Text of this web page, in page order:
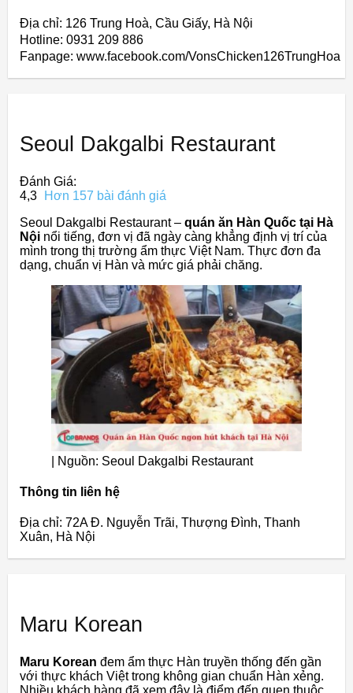
Địa chỉ: 126 Trung Hoà, Cầu Giấy, Hà Nội
Hotline: 0931 209 886
Fanpage: www.facebook.com/VonsChicken126TrungHoa
Seoul Dakgalbi Restaurant
Đánh Giá:
4,3
Hơn 157 bài đánh giá
Seoul Dakgalbi Restaurant – quán ăn Hàn Quốc tại Hà
Nội nổi tiếng, đơn vị đã ngày càng khẳng định vị trí của
mình trong thị trường ẩm thực Việt Nam. Thực đơn đa
dạng, chuẩn vị Hàn và mức giá phải chăng.
| Nguồn: Seoul Dakgalbi Restaurant
Thông tin liên hệ
Địa chỉ: 72A Đ. Nguyễn Trãi, Thượng Đình, Thanh
Xuân, Hà Nội
Maru Korean
Maru Korean đem ẩm thực Hàn truyền thống đến gần
với thực khách Việt trong không gian chuẩn Hàn xẻng.